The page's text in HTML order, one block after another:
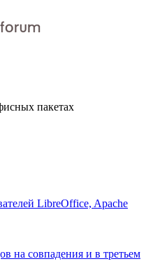
пакетах
LibreOffice, Apache
на совпадения и в третьем